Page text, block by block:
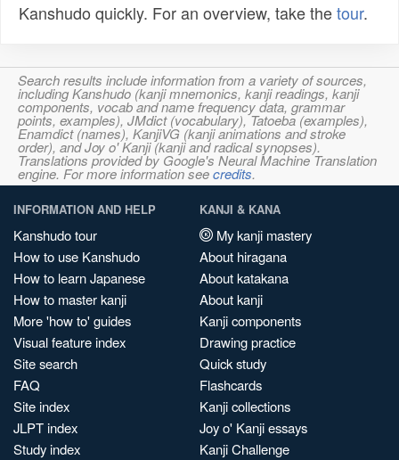
Kanshudo quickly. For an overview, take thetour.
Search results include information from a variety of sources,
including Kanshudo (kanji mnemonics, kanji readings, kanji
components, vocab and name frequency data, grammar
points, examples), JMdict (vocabulary), Tatoeba (examples),
Enamdict (names), KanjiVG (kanji animations and stroke
order), and Joy o' Kanji (kanji and radical synopses).
Translations provided by Google's Neural Machine Translation
engine. For more information seecredits.
INFORMATION AND HELP
Kanshudo tour
How to use Kanshudo
How to learn Japanese
How to master kanji
More 'how to' guides
Visual feature index
Site search
FAQ
Site index
JLPT index
Study index
KANJI & KANA
My kanji mastery
About hiragana
About katakana
About kanji
Kanji components
Drawing practice
Quick study
Flashcards
Kanji collections
Joy o' Kanji essays
Kanji Challenge